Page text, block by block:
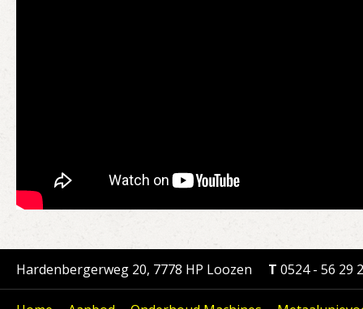
Hardenbergerweg 20, 7778 HP Loozen T 0524 - 56 29